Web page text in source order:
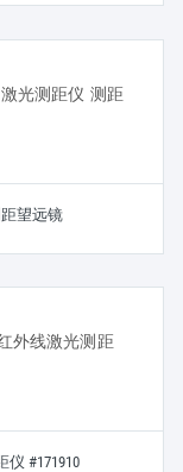
距望远镜
仪 #171910